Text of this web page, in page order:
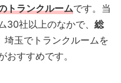
トランクルームです。当
30社以上のなかで、 総
埼玉でトランクルームを
すすめです。